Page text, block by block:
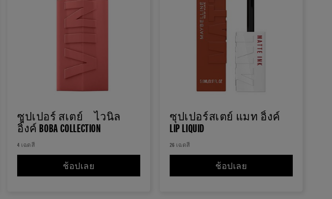
อิงค์ RACING COLLECTION
ซุปเปอร์ สเตย์ ไวนิล
อิ้งค์ BOBA COLLECTION
4 เฉดสี
ช้อปเลย ซุปเปอร์ สเตย์ ไวนิล อิ้งค์ BOBA COLLECTION
ซุปเปอร์สเตย์ แมท อิ้งค์
LIP LIQUID
26 เฉดสี
ช้อปเลย